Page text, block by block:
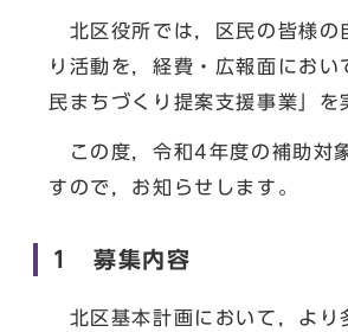
北区役所では，区民の皆様の
り活動を，経費・広報面におい
民まちづくり提案支援事業」を
この度，令和4年度の補助対
すので，お知らせします。
1 募集内容
北区基本計画において，より